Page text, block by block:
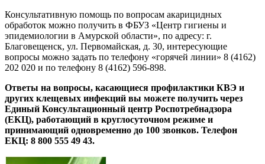
Консультативную помощь по вопросам акарицидных
обработок можно получить в ФБУЗ «Центр гигиены и
эпидемиологии в Амурской области», по адресу: г.
Благовещенск, ул. Первомайская, д. 30, интересующие
вопросы можно задать по телефону «горячей линии» 8 (4162)
202 020 и по телефону 8 (4162) 596-898.
Ответы на вопросы, касающиеся профилактики КВЭ и
других клещевых инфекций вы можете получить через
Единый Консультационный центр Роспотребнадзора
(ЕКЦ), работающий в круглосуточном режиме и
принимающий одновременно до 100 звонков. Телефон
ЕКЦ: 8 800 555 49 43.